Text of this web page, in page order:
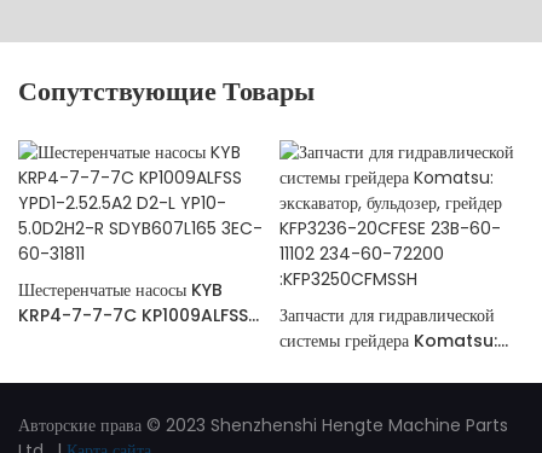
Сопутствующие Товары
Шестеренчатые насосы KYB
KRP4-7-7-7C KP1009ALFSS
Запчасти для гидравлической
системы грейдера Komatsu:
11102 234-60-72200
:KFP3250CFMSSH
Авторские права © 2023 Shenzhenshi Hengte Machine Parts